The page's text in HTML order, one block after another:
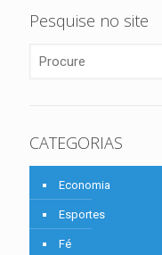
Pesquise no site
CATEGORIAS
Economia
Esportes
Fé